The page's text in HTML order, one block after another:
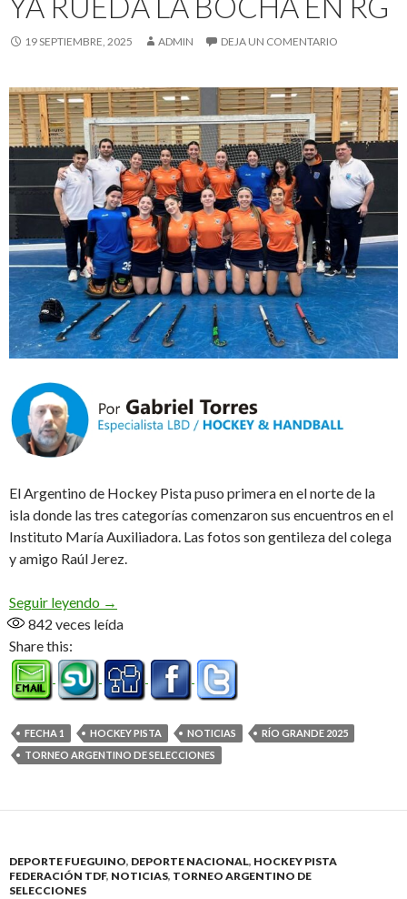
19 SEPTIEMBRE, 2025 ADMIN DEJA UN COMENTARIO
El Argentino de Hockey Pista puso primera en el norte de la
isla donde las tres categorías comenzaron sus encuentros en el
Instituto María Auxiliadora. Las fotos son gentileza del colega
y amigo Raúl Jerez.
Seguir leyendo Ya rueda la bocha en RG
→
842 veces leída
Share this:
FECHA 1 HOCKEY PISTA NOTICIAS
RÍO GRANDE 2025
TORNEO ARGENTINO DE SELECCIONES
DEPORTE FUEGUINO, DEPORTE NACIONAL, HOCKEY PISTA
FEDERACIÓN TDF, NOTICIAS, TORNEO ARGENTINO DE
SELECCIONES